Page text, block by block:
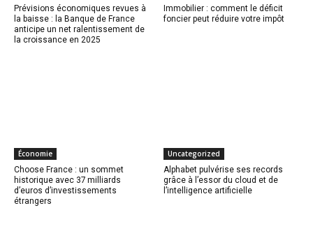
Prévisions économiques revues à
la baisse : la Banque de France
anticipe un net ralentissement de
la croissance en 2025
Immobilier : comment le déficit
foncier peut réduire votre impôt
Économie
Choose France : un sommet
historique avec 37 milliards
d’euros d’investissements
étrangers
Uncategorized
Alphabet pulvérise ses records
grâce à l’essor du cloud et de
l’intelligence artificielle